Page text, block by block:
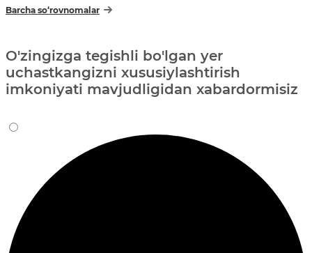
Barcha so‘rovnomalar
O'zingizga tegishli bo'lgan yer
uchastkangizni xususiylashtirish
imkoniyati mavjudligidan xabardormisiz